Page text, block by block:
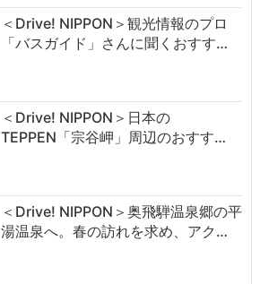
＜Drive! NIPPON＞観光情報のプロ
「バスガイド」さんに聞くおすす…
＜Drive! NIPPON＞日本の
TEPPEN「宗谷岬」周辺のおすす…
＜Drive! NIPPON＞奥飛騨温泉郷の平
湯温泉へ。春の訪れを求め、アク…